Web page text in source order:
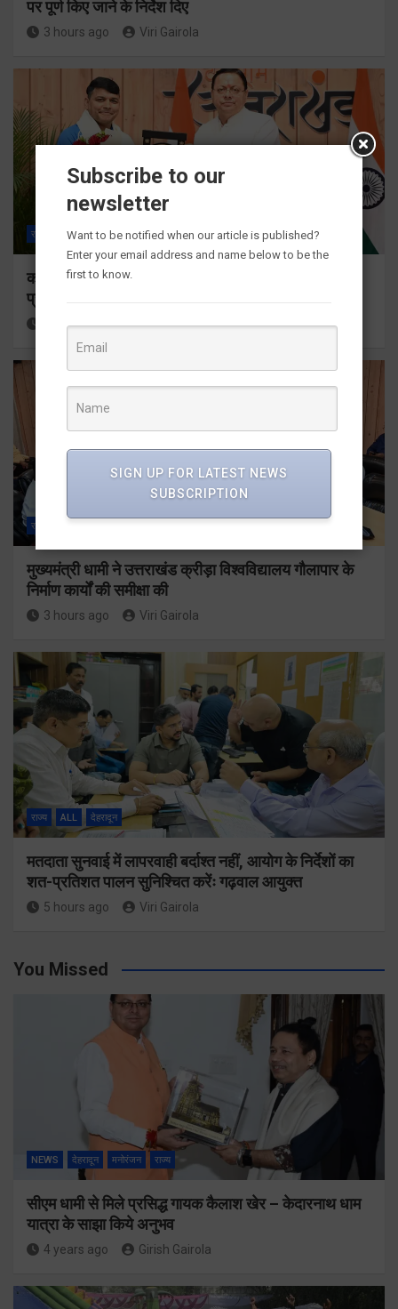
पर पूर्ण किए जाने के निर्देश दिए
3 hours ago Viri Gairola
राज्य ALL देहरादून
कॉमनवेल्थ गेम्स 2026 के उत्तराखंड के पदक विजेताओं और
प्रशिक्षकों को मुख्यमंत्री धामी ने किया सम्मानित
3 hours ago Viri Gairola
राज्य
मुख्यमंत्री धामी ने उत्तराखंड क्रीड़ा विश्वविद्यालय गौलापार के
निर्माण कार्यों की समीक्षा की
3 hours ago Viri Gairola
राज्य ALL देहरादून
मतदाता सुनवाई में लापरवाही बर्दाश्त नहीं, आयोग के निर्देशों का
शत-प्रतिशत पालन सुनिश्चित करेंः गढ़वाल आयुक्त
5 hours ago Viri Gairola
You Missed
NEWS देहरादून मनोरंजन राज्य
सीएम धामी से मिले प्रसिद्ध गायक कैलाश खेर – केदारनाथ धाम
यात्रा के साझा किये अनुभव
4 years ago Girish Gairola
Subscribe to our
newsletter
Want to be notified when our article is published?
Enter your email address and name below to be the
first to know.
SIGN UP FOR LATEST NEWS
SUBSCRIPTION